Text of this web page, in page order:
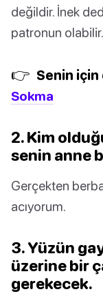
değildir. İnek
patronun olabilir.
👉 Senin
Sokma
2. Kim
senin anne
Gerçekten
acıyorum.
3. Yüzün
üzerine bir
gerekecek.